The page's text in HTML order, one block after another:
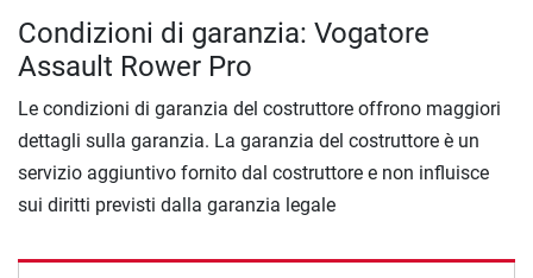
Condizioni di garanzia: Vogatore
Assault Rower Pro
Le condizioni di garanzia del costruttore offrono maggiori
dettagli sulla garanzia. La garanzia del costruttore è un
servizio aggiuntivo fornito dal costruttore e non influisce
sui diritti previsti dalla garanzia legale